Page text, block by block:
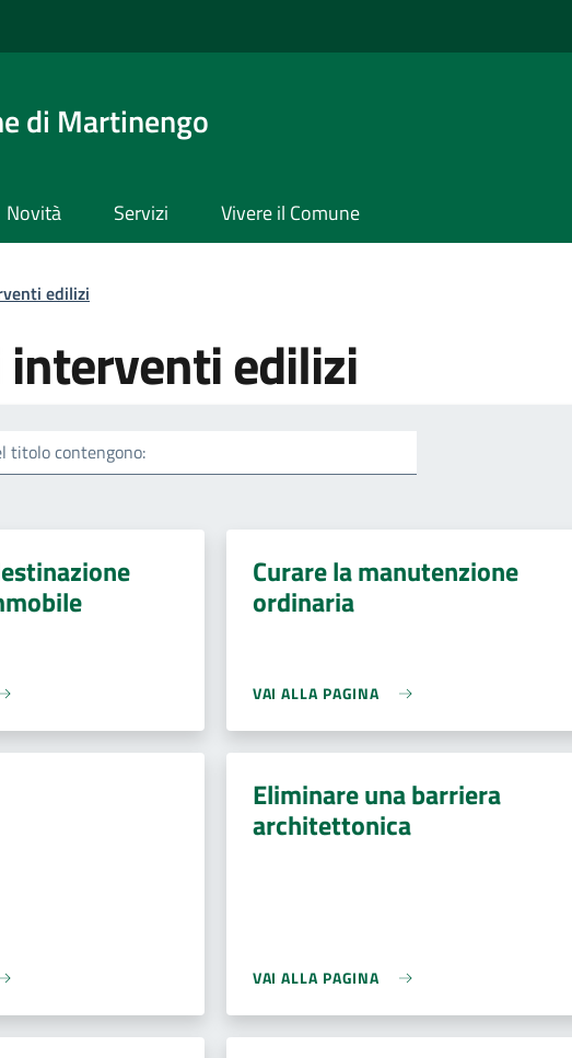
di Martinengo
Novità Servizi Vivere il Comune
edilizi
interventi edilizi
titolo contengono:
Curare la manutenzione
ordinaria
VAI ALLA PAGINA
Eliminare una barriera
architettonica
VAI ALLA PAGINA